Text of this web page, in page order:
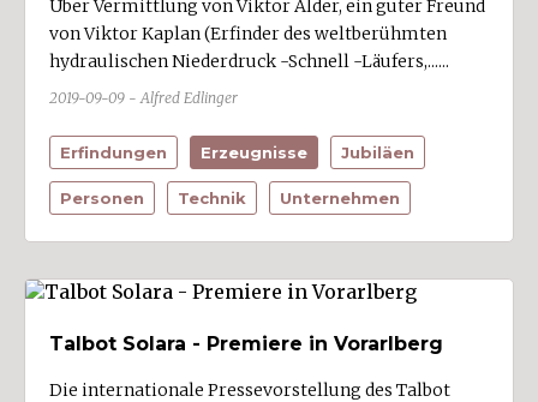
Über Vermittlung von Viktor Alder, ein guter Freund
von Viktor Kaplan (Erfinder des weltberühmten
hydraulischen Niederdruck -Schnell -Läufers,......
2019-09-09 - Alfred Edlinger
Erfindungen Erzeugnisse Jubiläen
Personen Technik Unternehmen
Talbot Solara - Premiere in Vorarlberg
Die internationale Pressevorstellung des Talbot